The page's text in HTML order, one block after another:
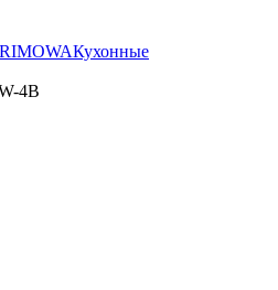
RIMOWAКухонные
4B